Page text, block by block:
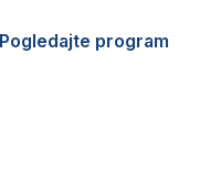
Pogledajte program